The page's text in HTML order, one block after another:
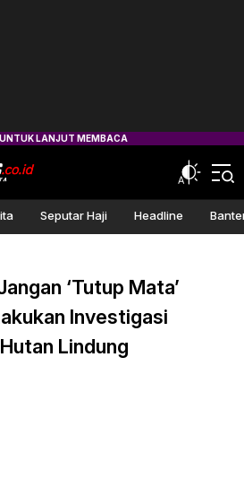
Seputar Haji Headline
‘Tutup Mata’
Investigasi
Lindung